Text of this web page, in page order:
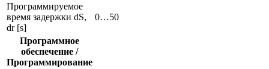
Программируемое
время задержки dS,
dr [s]
0…50
Программное
обеспечение /
Программирование